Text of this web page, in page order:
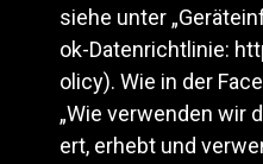
siehe unter
ok-Datenrichtlinie:
olicy). Wie in der
„Wie verwenden wir
ert, erhebt und